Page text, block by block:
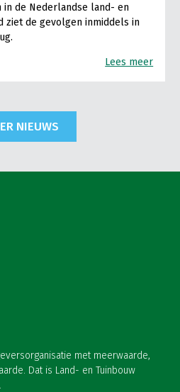
de Nederlandse land- en
ziet de gevolgen inmiddels in
Lees meer
NIEUWS
met meerwaarde,
Dat is Land- en Tuinbouw